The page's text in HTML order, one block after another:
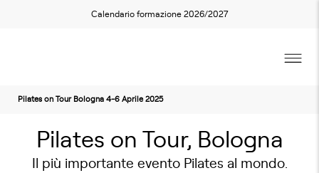
Calendario formazione 2026/2027
Pilates on Tour Bologna 4-6 Aprile 2025
Pilates on Tour, Bologna
Il più importante evento Pilates al mondo.